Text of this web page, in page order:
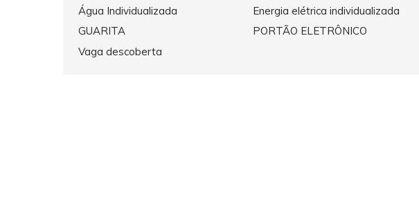
Água Individualizada Energia elétrica individualizada
GUARITA
PORTÃO ELETRÔNICO
Vaga descoberta